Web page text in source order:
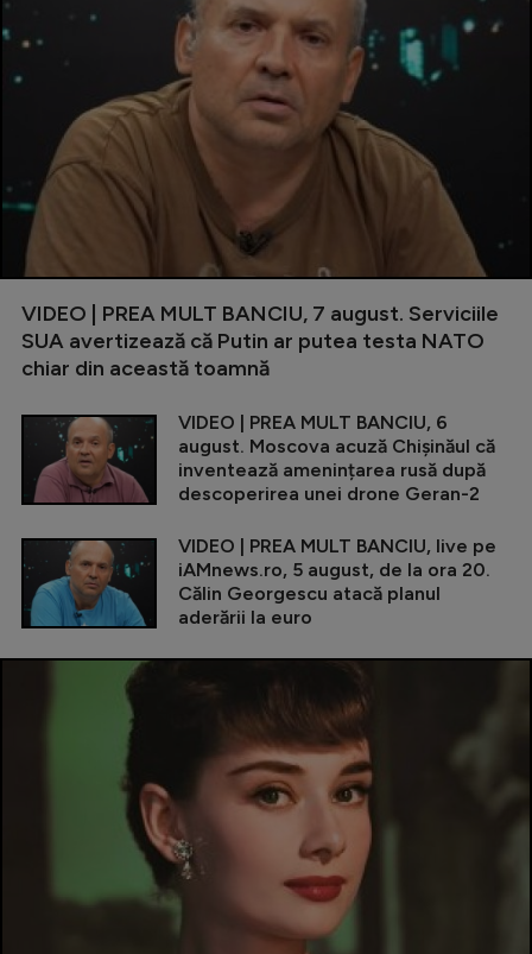
VIDEO | PREA MULT BANCIU, 7 august. Serviciile
SUA avertizează că Putin ar putea testa NATO
chiar din această toamnă
VIDEO | PREA MULT BANCIU, 6
august. Moscova acuză Chișinăul că
inventează amenințarea rusă după
descoperirea unei drone Geran-2
VIDEO | PREA MULT BANCIU, live pe
iAMnews.ro, 5 august, de la ora 20.
Călin Georgescu atacă planul
aderării la euro